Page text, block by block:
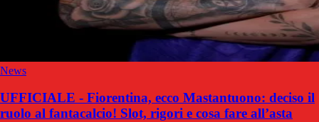
News
UFFICIALE - Fiorentina, ecco Mastantuono: deciso il
ruolo al fantacalcio! Slot, rigori e cosa fare all’asta